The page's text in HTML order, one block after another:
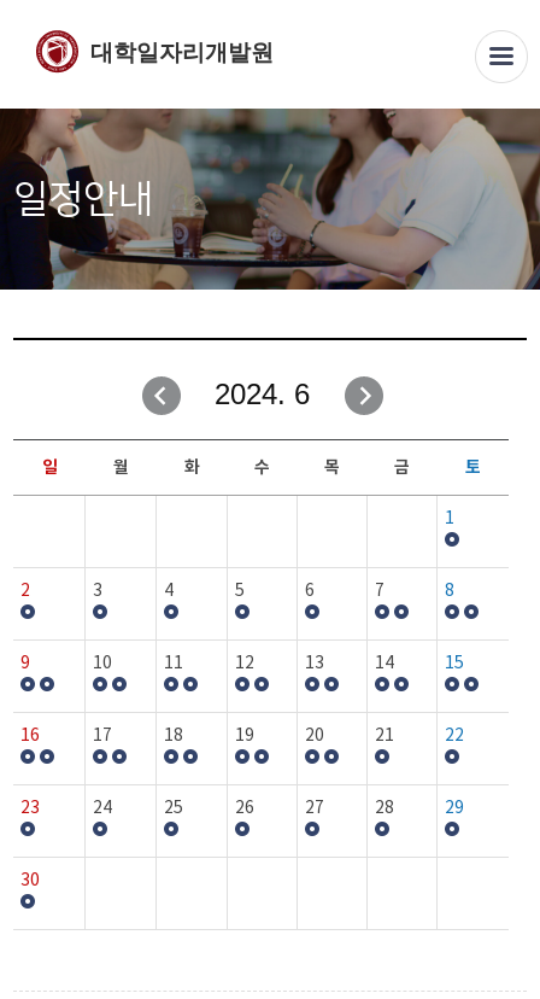
대학일자리개발원
일정안내
2024. 6
일 월 화 수 목 금 토
1
2 3 4 5 6 7 8
9 10 11 12 13 14 15
16 17 18 19 20 21 22
23 24 25 26 27 28 29
30